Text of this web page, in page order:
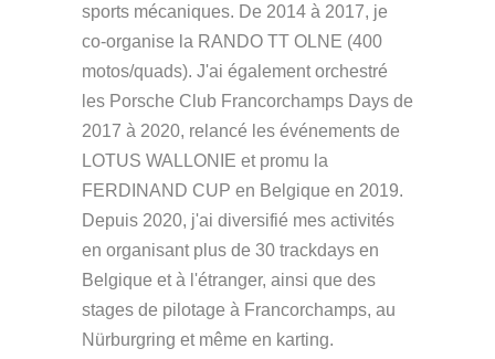
sports mécaniques. De 2014 à 2017, je
co-organise la RANDO TT OLNE (400
motos/quads). J'ai également orchestré
les Porsche Club Francorchamps Days de
2017 à 2020, relancé les événements de
LOTUS WALLONIE et promu la
FERDINAND CUP en Belgique en 2019.
Depuis 2020, j'ai diversifié mes activités
en organisant plus de 30 trackdays en
Belgique et à l'étranger, ainsi que des
stages de pilotage à Francorchamps, au
Nürburgring et même en karting.